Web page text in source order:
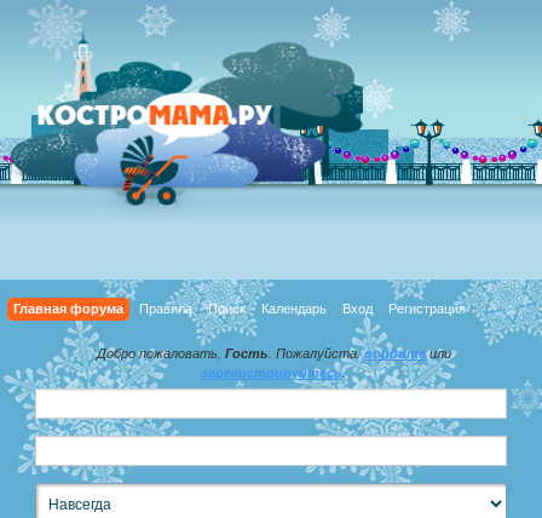
Главная форума Правила Поиск Календарь Вход Регистрация
Добро пожаловать, Гость . Пожалуйста,войдитеили
зарегистрируйтесь.